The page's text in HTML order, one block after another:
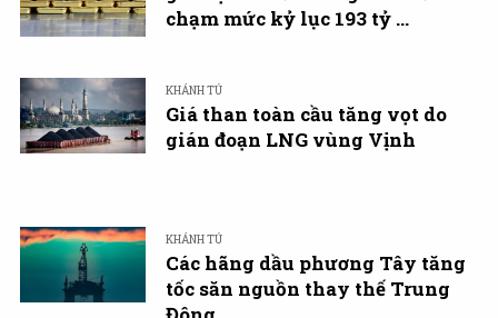
chạm mức kỷ lục 193 tỷ ...
KHÁNH TÚ
Giá than toàn cầu tăng vọt do
gián đoạn LNG vùng Vịnh
KHÁNH TÚ
Các hãng dầu phương Tây tăng
tốc săn nguồn thay thế Trung